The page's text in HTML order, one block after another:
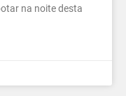
na noite desta